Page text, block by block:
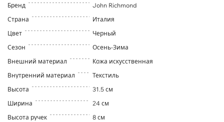
Бренд
John Richmond
Страна
Италия
Цвет
Черный
Сезон
Осень-Зима
Внешний материал
Кожа искусственная
Внутренний материал
Текстиль
Высота
31.5 см
Ширина
24 см
Высота ручек
8 см